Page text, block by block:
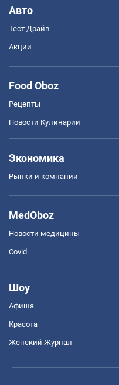
Авто
Тест Драйв
Акции
Food Oboz
Рецепты
Новости Кулинарии
Экономика
Рынки и компании
MedOboz
Новости медицины
Covid
Шоу
Афиша
Красота
Женский Журнал